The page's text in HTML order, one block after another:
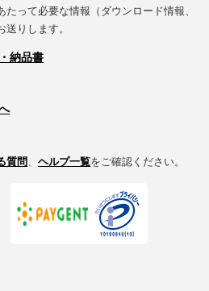
って必要な情報（ダウンロード情報、
りします。
納品書
質問 ヘルプ一覧をご確認ください。